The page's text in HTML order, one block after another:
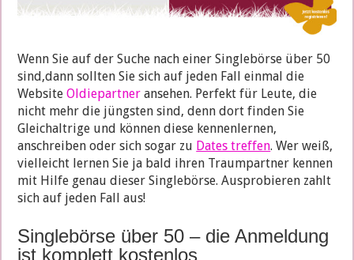
Wenn Sie auf der Suche nach einer Singlebörse über 50
sind,dann sollten Sie sich auf jeden Fall einmal die
WebsiteOldiepartner ansehen. Perfekt für Leute, die
nicht mehr die jüngsten sind, denn dort finden Sie
Gleichaltrige und können diese kennenlernen,
anschreiben oder sich sogar zu Dates treffen. Wer weiß,
vielleicht lernen Sie ja bald ihren Traumpartner kennen
mit Hilfe genau dieser Singlebörse. Ausprobieren zahlt
sich auf jeden Fall aus!
Singlebörse über 50 – die Anmeldung
ist komplett kostenlos